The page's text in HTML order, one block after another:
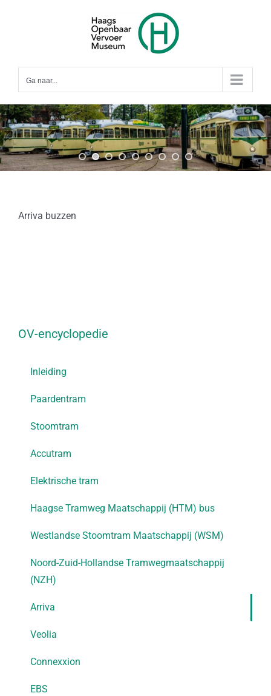
Ga naar...
Arriva buzzen
OV-encyclopedie
Inleiding
Paardentram
Stoomtram
Accutram
Elektrische tram
Haagse Tramweg Maatschappij (HTM) bus
Westlandse Stoomtram Maatschappij (WSM)
Noord-Zuid-Hollandse Tramwegmaatschappij
(NZH)
Arriva
Veolia
Connexxion
EBS